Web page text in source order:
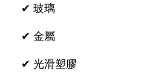
✔ 玻璃
✔ 金屬
✔ 光滑塑膠